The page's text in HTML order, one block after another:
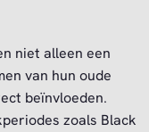
niet alleen een
van hun oude
beïnvloeden.
zoals Black